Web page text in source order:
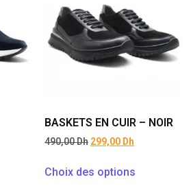
BASKETS EN CUIR – NOIR
490,00Dh 299,00 Dh
Choix des options